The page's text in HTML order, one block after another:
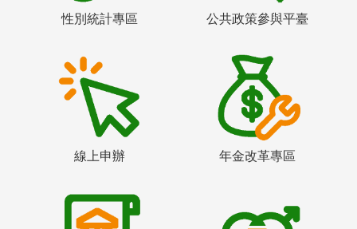
性別統計專區 公共政策參與平臺
線上申辦 年金改革專區